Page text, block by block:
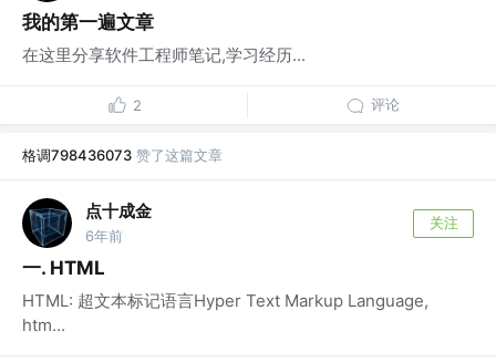
我的第一遍文章
在这里分享软件工程师笔记,学习经历...
2 评论
格调798436073 赞了这篇文章
点十成金
6年前
关注
一. HTML
HTML: 超文本标记语言Hyper Text Markup Language,
htm...